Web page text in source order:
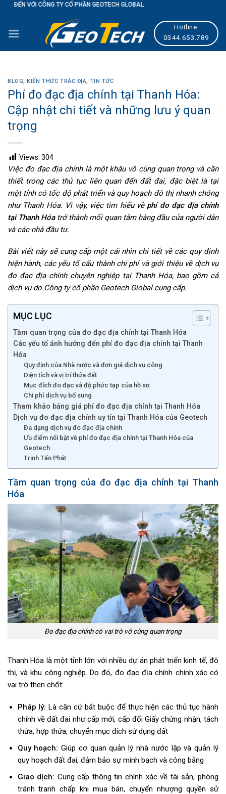
Skip
content
PHẦN GEOTECH GLOBAL
Hotline:
0344.653.789
BLOG,KIẾN THỨC TRẮC ĐỊA, TIN TỨC
Phí đo đạc địa chính tại Thanh Hóa:
Cập nhật chi tiết và những lưu ý quan
trọng
Views: 304
Việc đo đạc địa chính là một khâu vô cùng quan trọng và cần
thiết trong các thủ tục liên quan đến đất đai, đặc biệt là tại
một tỉnh có tốc độ phát triển và quy hoạch đô thị nhanh chóng
như Thanh Hóa. Vì vậy, việc tìm hiểu về phí đo đạc địa chính
tại Thanh Hóatrở thành mối quan tâm hàng đầu của người dân
và các nhà đầu tư.
Bài viết này sẽ cung cấp một cái nhìn chi tiết về các quy định
hiện hành, các yếu tố cấu thành chi phí và giới thiệu về dịch vụ
đo đạc địa chính chuyên nghiệp tại Thanh Hóa, bao gồm cả
dịch vụ do Công ty cổ phần Geotech Global cung cấp.
MỤC LỤC
Tầm quan trọng của đo đạc địa chính tại Thanh Hóa
Các yếu tố ảnh hưởng đến phí đo đạc địa chính tại Thanh
Hóa
Quy định của Nhà nước và đơn giá dịch vụ công
Diện tích và vị trí thửa đất
Mục đích đo đạc và độ phức tạp của hồ sơ
Chi phí dịch vụ bổ sung
Tham khảo bảng giá phí đo đạc địa chính tại Thanh Hóa
Dịch vụ đo đạc địa chính uy tín tại Thanh Hóa của Geotech
Đa dạng dịch vụ đo đạc địa chính
Ưu điểm nổi bật về phí đo đạc địa chính tại Thanh Hóa của
Geotech
Trịnh Tấn Phát
Tầm quan trọng của đo đạc địa chính tại Thanh
Hóa
Đo đạc địa chính có vai trò vô cùng quan trọng
Thanh Hóa là một tỉnh lớn với nhiều dự án phát triển kinh tế, đô
thị, và khu công nghiệp. Do đó, đo đạc địa chính chính xác có
vai trò then chốt:
Pháp lý: Là căn cứ bắt buộc để thực hiện các thủ tục hành
chính về đất đai như cấp mới, cấp đổi Giấy chứng nhận, tách
thửa, hợp thửa, chuyển mục đích sử dụng đất
Quy hoạch: Giúp cơ quan quản lý nhà nước lập và quản lý
quy hoạch đất đai, đảm bảo sự minh bạch và công bằng
Giao dịch: Cung cấp thông tin chính xác về tài sản, phòng
tránh tranh chấp khi mua bán, chuyển nhượng quyền sử